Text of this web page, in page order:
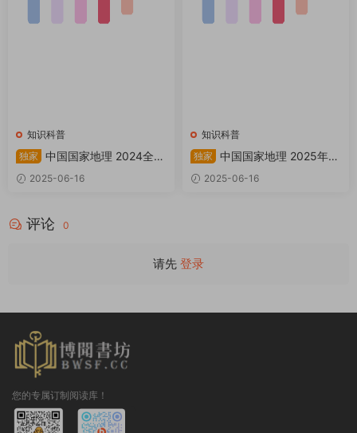
知识科普
独家
中国国家地理 2024全年
共12本 PDF
2025-06-16
知识科普
独家
中国国家地理 2025年增
刊：阿克苏 PDF
2025-06-16
评论 0
请先 登录
您的专属订制阅读库！